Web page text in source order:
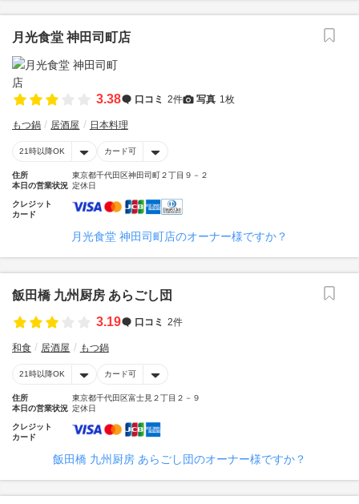
月光食堂 神田司町店
3.38 口コミ 2件 写真 1枚
もつ鍋 居酒屋 日本料理
21時以降OK カード可
住所
東京都千代田区神田司町２丁目９－２
本日の営業状況 定休日
クレジット
カード
月光食堂 神田司町店のオーナー様ですか？
飯田橋 九州厨房 あらごし団
3.19
口コミ 2件
和食 居酒屋 もつ鍋
21時以降OK カード可
住所
東京都千代田区富士見２丁目２－９
本日の営業状況 定休日
クレジット
カード
飯田橋 九州厨房 あらごし団のオーナー様ですか？